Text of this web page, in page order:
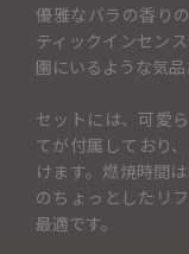
優雅なバラの香り
ティックインセン
園にいるような気
セットには、可愛
てが付属しており
けます。燃焼時間
のちょっとしたリ
最適です。